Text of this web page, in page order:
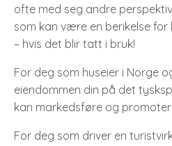
ofte med seg andre
som kan være en berikelse
– hvis det blir tatt i bruk!
For deg som huseier i Norge
eiendommen din på det
kan markedsføre og
For deg som driver en